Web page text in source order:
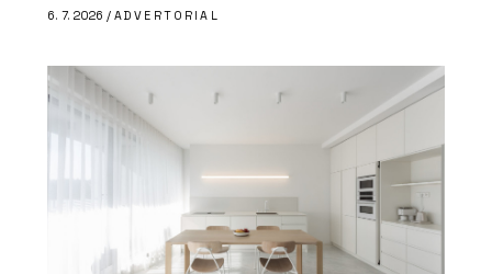
6. 7. 2026 / ADVERTORIAL